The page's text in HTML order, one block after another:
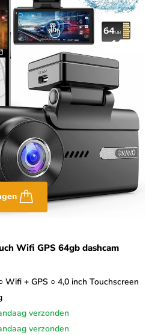
Wifi GPS 64gb dashcam
Wifi + GPS ○ 4,0 inch Touchscreen
verzonden
verzonden